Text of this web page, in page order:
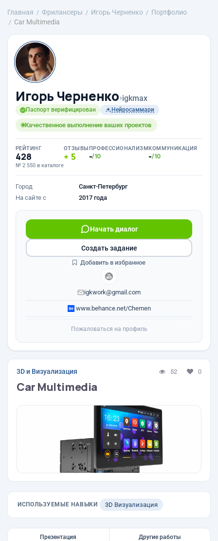
Главная Фрилансеры Игорь Черненко
Портфолио
Car Multimedia
Игорь Черненко›igkmax
Паспорт верифицирован Нейросаммари
Качественное выполнение ваших проектов
РЕЙТИНГ
428
№ 2 550 в каталоге
ОТЗЫВЫ
5
ПРОФЕССИОНАЛИЗМ
-/10
КОММУНИКАЦИЯ
-/10
Город
Санкт-Петербург
На сайте с
2017 года
Начать диалог
igkwork@gmail.com
www.behance.net/Chernen
Создать задание
Добавить в избранное
Пожаловаться на профиль
3D и Визуализация 52 0
Car Multimedia
ИСПОЛЬЗУЕМЫЕ НАВЫКИ 3D Визуализация
Презентация Другие работы